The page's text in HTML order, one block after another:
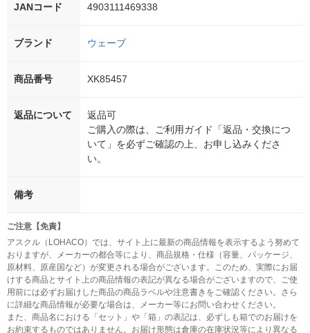
JANコード 4903111469338
ブランド ウェーブ
商品番号 XK85457
返品について
返品可
ご購入の際は、ご利用ガイド「返品・交換につ
いて」を必ずご確認の上、お申し込みくださ
い。
備考
ご注意【免責】
アスクル（LOHACO）では、サイト上に最新の商品情報を表示するよう努めて
おりますが、メーカーの都合等により、商品規格・仕様（容量、パッケージ、
原材料、原産国など）が変更される場合がございます。このため、実際にお届
けする商品とサイト上の商品情報の表記が異なる場合がございますので、ご使
用前には必ずお届けした商品の商品ラベルや注意書きをご確認ください。さら
に詳細な商品情報が必要な場合は、メーカー等にお問い合わせください。
また、商品名における「セット」や「箱」の表記は、必ずしも箱でのお届けを
お約束するものではありません。お届け形態は倉庫の在庫状況等により異なる